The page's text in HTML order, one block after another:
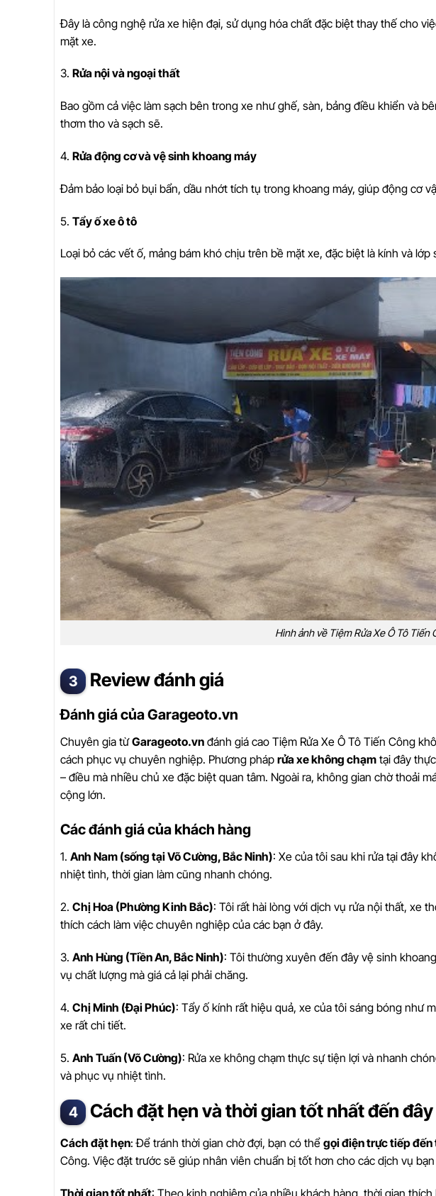
Đây là công nghệ rửa xe hiện đại, sử dụng hóa chất đặc biệt thay thế cho
mặt xe.
3. Rửa nội và ngoại thất
Bao gồm cả việc làm sạch bên trong xe như ghế, sàn, bảng điều khiển và
thơm tho và sạch sẽ.
4. Rửa động cơ và vệ sinh khoang máy
Đảm bảo loại bỏ bụi bẩn, dầu nhớt tích tụ trong khoang máy, giúp động cơ
5. Tẩy ố xe ô tô
Loại bỏ các vết ố, mảng bám khó chịu trên bề mặt xe, đặc biệt là kính và
Hình ảnh về Tiệm Rửa Xe Ô Tô Tiến
Review đánh giá
Đánh giá của Garageoto.vn
Chuyên gia từGarageoto.vn đánh giá cao Tiệm Rửa Xe Ô Tô Tiến Công
cách phục vụ chuyên nghiệp. Phương pháp rửa xe không chạm tại đây
– điều mà nhiều chủ xe đặc biệt quan tâm. Ngoài ra, không gian chờ thoải
cộng lớn.
Các đánh giá của khách hàng
1. Anh Nam (sống tại Võ Cường, Bắc Ninh): Xe của tôi sau khi rửa tại đây
nhiệt tình, thời gian làm cũng nhanh chóng.
2. Chị Hoa (Phường Kinh Bắc): Tôi rất hài lòng với dịch vụ rửa nội thất, xe
thích cách làm việc chuyên nghiệp của các bạn ở đây.
3. Anh Hùng (Tiền An, Bắc Ninh): Tôi thường xuyên đến đây vệ sinh
vụ chất lượng mà giá cả lại phải chăng.
4. Chị Minh (Đại Phúc): Tẩy ố kính rất hiệu quả, xe của tôi sáng bóng như
xe rất chi tiết.
5. Anh Tuấn (Võ Cường): Rửa xe không chạm thực sự tiện lợi và nhanh
và phục vụ nhiệt tình.
Cách đặt hẹn và thời gian tốt nhất đến đây
Cách đặt hẹn: Để tránh thời gian chờ đợi, bạn có thể gọi điện trực tiếp đến
Công. Việc đặt trước sẽ giúp nhân viên chuẩn bị tốt hơn cho các dịch vụ bạn